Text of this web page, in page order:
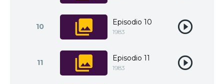
10 Episodio 10
1983
11 Episodio 11
1983